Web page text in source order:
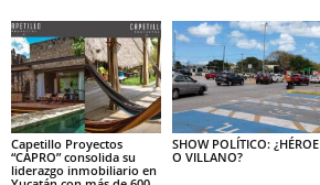
Capetillo Proyectos
“CAPRO” consolida su
liderazgo inmobiliario en
SHOW POLÍTICO: ¿HÉROE
O VILLANO?